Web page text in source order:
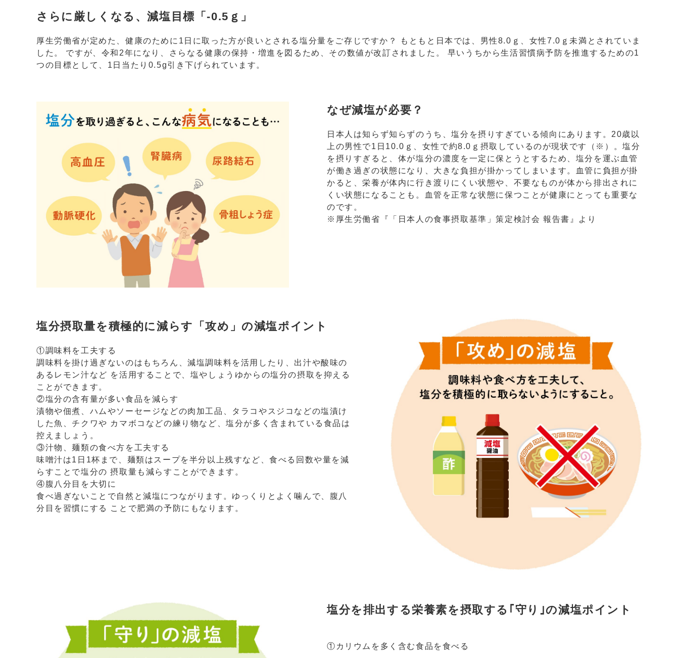
さらに厳しくなる、減塩目標「-0.5ｇ」
厚生労働省が定めた、健康のために1日に取った方が良いとされる塩分量をご存じですか？ もともと日本では、男性8.0ｇ、女性7.0ｇ未満とされていま
した。 ですが、令和2年になり、さらなる健康の保持・増進を図るため、その数値が改訂されました。 早いうちから生活習慣病予防を推進するための1
つの目標として、1日当たり0.5g引き下げられています。
なぜ減塩が必要？
日本人は知らず知らずのうち、塩分を摂りすぎている傾向にあります。20歳以
上の男性で1日10.0ｇ、女性で約8.0ｇ摂取しているのが現状です（※）。塩分
を摂りすぎると、体が塩分の濃度を一定に保とうとするため、塩分を運ぶ血管
が働き過ぎの状態になり、大きな負担が掛かってしまいます。血管に負担が掛
かると、栄養が体内に行き渡りにくい状態や、不要なものが体から排出されに
くい状態になることも。血管を正常な状態に保つことが健康にとっても重要な
のです。
※厚生労働省『「日本人の食事摂取基準」策定検討会 報告書』より
塩分摂取量を積極的に減らす「攻め」の減塩ポイント
①調味料を工夫する
調味料を掛け過ぎないのはもちろん、減塩調味料を活用したり、出汁や酸味の
あるレモン汁など を活用することで、塩やしょうゆからの塩分の摂取を抑える
ことができます。
②塩分の含有量が多い食品を減らす
漬物や佃煮、ハムやソーセージなどの肉加工品、タラコやスジコなどの塩漬け
した魚、チクワや カマボコなどの練り物など、塩分が多く含まれている食品は
控えましょう。
③汁物、麺類の食べ方を工夫する
味噌汁は1日1杯まで、麺類はスープを半分以上残すなど、食べる回数や量を減
らすことで塩分の 摂取量も減らすことができます。
④腹八分目を大切に
食べ過ぎないことで自然と減塩につながります。ゆっくりとよく噛んで、腹八
分目を習慣にする ことで肥満の予防にもなります。
塩分を排出する栄養素を摂取する｢守り｣の減塩ポイント
①カリウムを多く含む食品を食べる